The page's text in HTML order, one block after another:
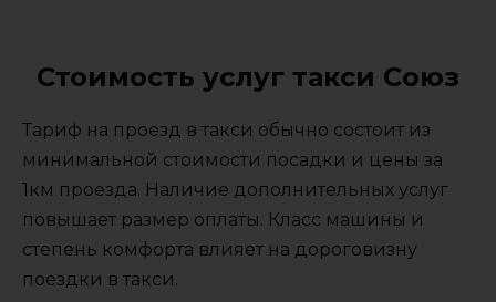
Стоимость услуг такси Союз
Тариф на проезд в такси обычно состоит из
минимальной стоимости посадки и цены за
1км проезда. Наличие дополнительных услуг
повышает размер оплаты. Класс машины и
степень комфорта влияет на дороговизну
поездки в такси.